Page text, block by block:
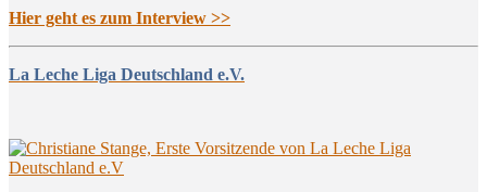
Hier geht es zum Interview >>
La Leche Liga Deutschland e.V.